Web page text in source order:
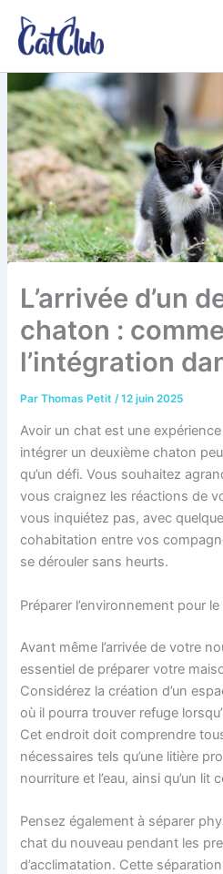
contenu
L’arrivée d’un
chaton :
l’intégration
ParThomas Petit /12 juin 2025
Avoir un chat est une
intégrer un deuxième chaton
qu’un défi. Vous souhaitez
vous craignez les réactions de
vous inquiétez pas, avec
cohabitation entre vos
se dérouler sans heurts.
Préparer l’environnement pour
Avant même l’arrivée de votre
essentiel de préparer votre
Considérez la création d’un
où il pourra trouver refuge
Cet endroit doit comprendre
nécessaires tels qu’une litière
nourriture et l’eau, ainsi qu’un lit
Pensez également à séparer
chat du nouveau pendant les
d’acclimatation. Cette